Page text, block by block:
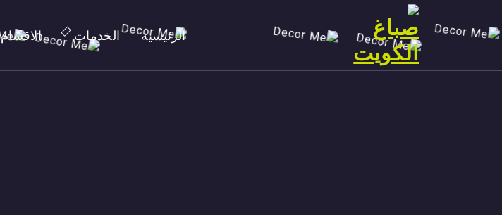
to
content
الرئيسية الخدمات الاقسام